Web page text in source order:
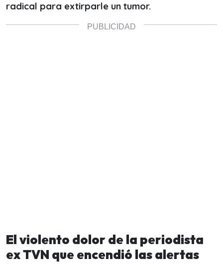
radical para extirparle un tumor.
El violento dolor de la periodista
ex TVN que encendió las alertas